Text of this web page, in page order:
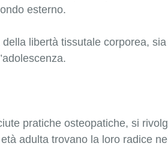
esterno.
libertà tissutale corporea,
pratiche osteopatiche, si
adulta trovano la loro radice